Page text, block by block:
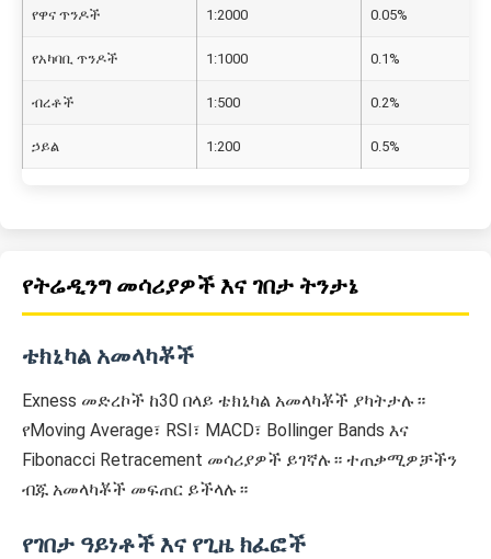
የዋና ጥንዶች 1:2000 0.05%
የአካባቢ ጥንዶች 1:1000 0.1%
ብረቶች 1:500 0.2%
ኃይል 1:200 0.5%
የትሬዲንግ መሳሪያዎች እና ገበታ ትንታኔ
ቴክኒካል አመላካቾች
Exness መድረኮች ከ30 በላይ ቴክኒካል አመላካቾች ያካትታሉ።
የMoving Average፣ RSI፣ MACD፣ Bollinger Bands እና
Fibonacci Retracement መሳሪያዎች ይገኛሉ። ተጠቃሚዎቻችን
ብጁ አመላካቾች መፍጠር ይችላሉ።
የገበታ ዓይነቶች እና የጊዜ ክፈፎች